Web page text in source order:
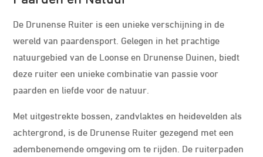
De Drunense Ruiter is een unieke verschijning in de
wereld van paardensport. Gelegen in het prachtige
natuurgebied van de Loonse en Drunense Duinen, biedt
deze ruiter een unieke combinatie van passie voor
paarden en liefde voor de natuur.
Met uitgestrekte bossen, zandvlaktes en heidevelden als
achtergrond, is de Drunense Ruiter gezegend met een
adembenemende omgeving om te rijden. De ruiterpaden